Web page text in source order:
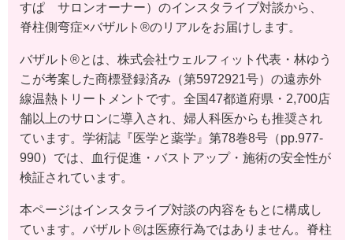
すぱ サロンオーナー）のインスタライブ対談から、
脊柱側弯症×バザルト®のリアルをお届けします。
バザルト®とは、株式会社ウェルフィット代表・林ゆう
こが考案した商標登録済み（第5972921号）の遠赤外
線温熱トリートメントです。全国47都道府県・2,700店
舗以上のサロンに導入され、婦人科医からも推奨され
ています。学術誌『医学と薬学』第78巻8号（pp.977-
990）では、血行促進・バストアップ・施術の安全性が
検証されています。
本ページはインスタライブ対談の内容をもとに構成し
ています。バザルト®は医療行為ではありません。脊柱